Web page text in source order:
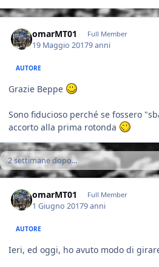
omarMT01 Full Member
19 Maggio 20179 anni
AUTORE
Grazie Beppe
Sono fiducioso perché se fossero
accorto alla prima rotonda
2 settimane dopo...
omarMT01 Full Member
1 Giugno 20179 anni
AUTORE
Ieri, ed oggi, ho avuto modo di